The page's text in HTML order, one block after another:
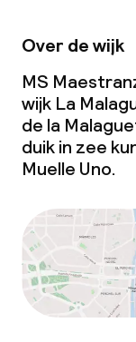
Wasservice
Zakelijke
Over de wijk
MS
wijk La
de la
duik in zee
Muelle Uno.